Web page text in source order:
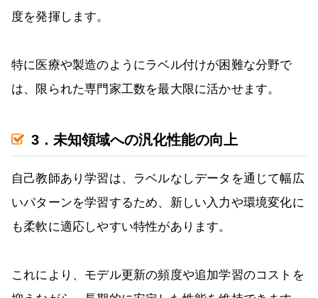
度を発揮します。
特に医療や製造のようにラベル付けが困難な分野で
は、限られた専門家工数を最大限に活かせます。
3．未知領域への汎化性能の向上
自己教師あり学習は、ラベルなしデータを通じて幅広
いパターンを学習するため、新しい入力や環境変化に
も柔軟に適応しやすい特性があります。
これにより、モデル更新の頻度や追加学習のコストを